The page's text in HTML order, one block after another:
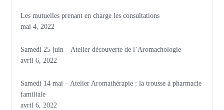
Les mutuelles prenant en charge les consultations
mai 4, 2022
Samedi 25 juin – Atelier découverte de l’Aromachologie
avril 6, 2022
Samedi 14 mai – Atelier Aromathérapie : la trousse à pharmacie
familiale
avril 6, 2022